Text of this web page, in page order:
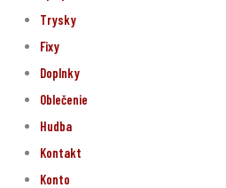
Trysky
Fixy
Doplnky
Oblečenie
Hudba
Kontakt
Konto